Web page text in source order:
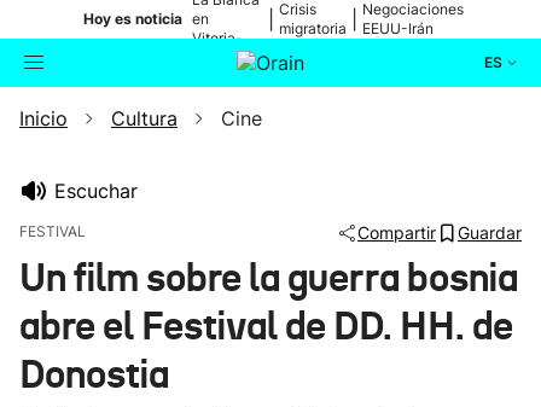
Hoy es noticia en
Vitoria-
Gasteiz
Crisis
migratoria
Negociaciones
EEUU-Irán
ES
Buscador Actualidad
Ikusmiran
Inicio Cultura Cine
Escuchar
FESTIVAL Compartir Guardar
Un film sobre la guerra bosnia
abre el Festival de DD. HH. de
Donostia